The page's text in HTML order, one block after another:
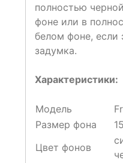
полностью
фоне или в
белом фоне, если
задумка.
Характеристики:
Модель
Размер фона
Цвет фонов